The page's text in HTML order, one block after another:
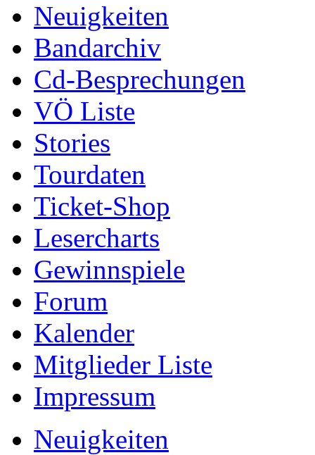
Neuigkeiten
Bandarchiv
Cd-Besprechungen
VÖ Liste
Stories
Tourdaten
Ticket-Shop
Lesercharts
Gewinnspiele
Forum
Kalender
Mitglieder Liste
Impressum
Neuigkeiten